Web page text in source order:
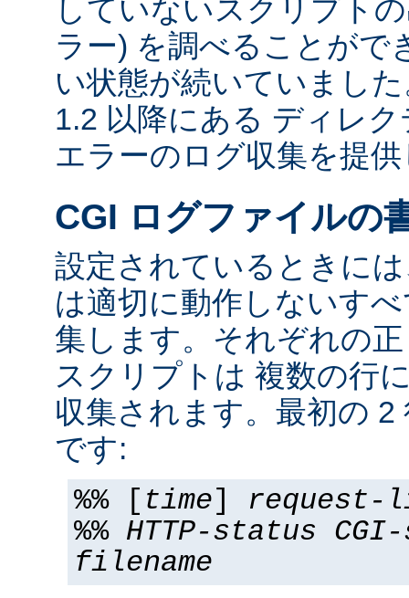
していないスクリプト
ラー) を調べることがで
い状態が続いていまし
1.2 以降にある ディレ
エラーのログ収集を提
CGI ログファイルの
設定されているときに
は適切に動作しないす
集します。それぞれの
スクリプトは 複数の行
収集されます。最初の 2
です:
%% [ time] request-
%% HTTP-status
filename